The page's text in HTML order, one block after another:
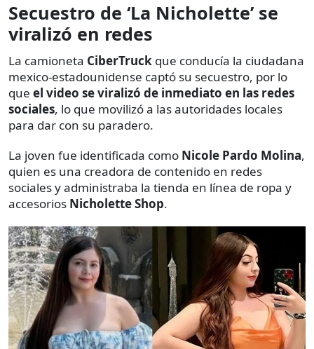
Secuestro de ‘La Nicholette’ se
viralizó en redes
La camioneta CiberTruck que conducía la ciudadana
mexico-estadounidense captó su secuestro, por lo
que el video se viralizó de inmediato en las redes
sociales, lo que movilizó a las autoridades locales
para dar con su paradero.
La joven fue identificada como Nicole Pardo Molina,
quien es una creadora de contenido en redes
sociales y administraba la tienda en línea de ropa y
accesorios Nicholette Shop.